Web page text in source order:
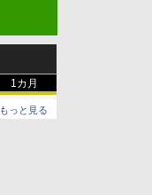
1カ月
もっと見る